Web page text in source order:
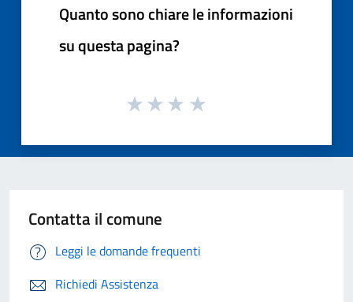
Quanto sono chiare le informazioni
su questa pagina?
Contatta il comune
Leggi le domande frequenti
Richiedi Assistenza